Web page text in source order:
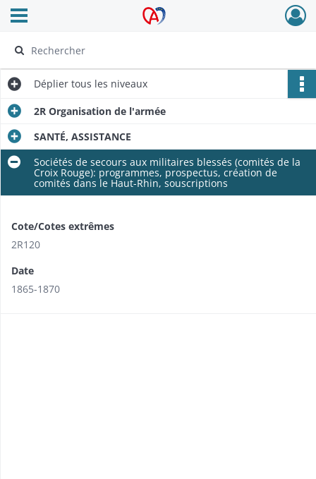
Archives Alsace - Colmar
Ouvrir le menu déroulant
Déplier tous les niveaux
2R Organisation de l'armée
SANTÉ, ASSISTANCE
Sociétés de secours aux militaires blessés (comités de la
Croix Rouge): programmes, prospectus, création de
comités dans le Haut-Rhin, souscriptions
Cote/Cotes extrêmes
2R120
Date
1865-1870